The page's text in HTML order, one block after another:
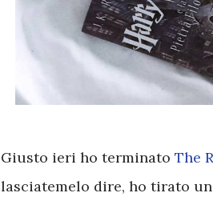
Giusto ieri ho terminato The
lasciatemelo dire, ho tirato